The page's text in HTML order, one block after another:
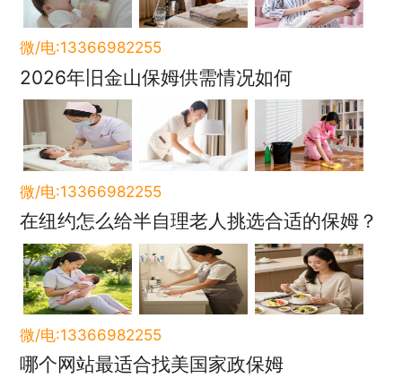
微/电:13366982255
2026年旧金山保姆供需情况如何
微/电:13366982255
在纽约怎么给半自理老人挑选合适的保姆？
微/电:13366982255
哪个网站最适合找美国家政保姆